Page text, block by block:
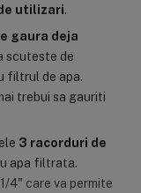
utilizari.
gaura deja
scuteste de
filtrul de apa.
trebui sa gauriti
3 racorduri de
apa filtrata.
4" care va permite